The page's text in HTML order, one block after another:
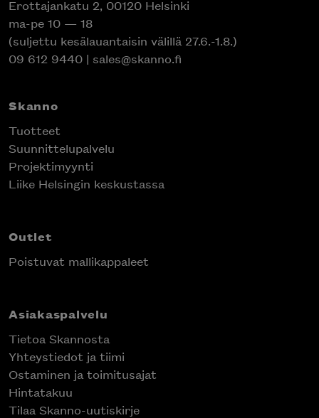
Erottajankatu 2, 00120 Helsinki
ma-pe 10 — 18
(suljettu kesälauantaisin välillä 27.6.-1.8.)
09 612 9440 | sales@skanno.fi
Skanno
Tuotteet
Suunnittelupalvelu
Projektimyynti
Liike Helsingin keskustassa
Outlet
Poistuvat mallikappaleet
Asiakaspalvelu
Tietoa Skannosta
Yhteystiedot ja tiimi
Ostaminen ja toimitusajat
Hintatakuu
Tilaa Skanno-uutiskirje